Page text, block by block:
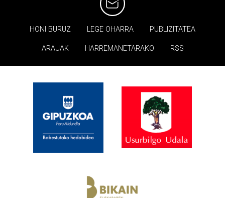
HONI BURUZ LEGE OHARRA PUBLIZITATEA
ARAUAK HARREMANETARAKO RSS